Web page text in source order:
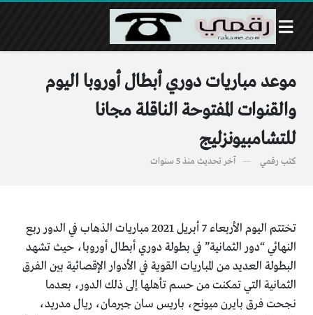
موعد مباريات دوري أبطال أوروبا اليوم
والقنوات المفتوحة الناقلة مجانا
للتشامبيونزليج
كتب رقمي آخر تحديث منذ 5 سنوات
تختتم اليوم الأربعاء 7 أبريل 2021 مباريات الذهاب في الدور ربع
النهائي “دور الثمانية” في بطولة دوري أبطال أوروبا، حيث تشهد
البطولة العديد من المباريات القوية في الأدوار الإقصائية بين الفرق
الثمانية التي تمكنت من حسم تأهلها إلى ذلك الدور، بعدما
نجحت فرق بايرن ميونح، باريس سان جيرمان، ريال مدريد،